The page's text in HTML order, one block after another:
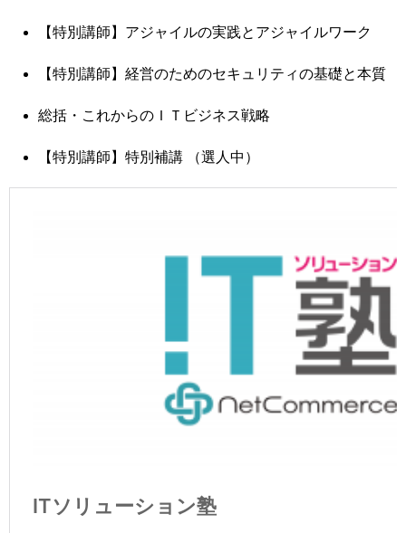
【特別講師】アジャイルの実践とアジャイルワーク
【特別講師】経営のためのセキュリティの基礎と本質
総括・これからのＩＴビジネス戦略
【特別講師】特別補講 （選人中）